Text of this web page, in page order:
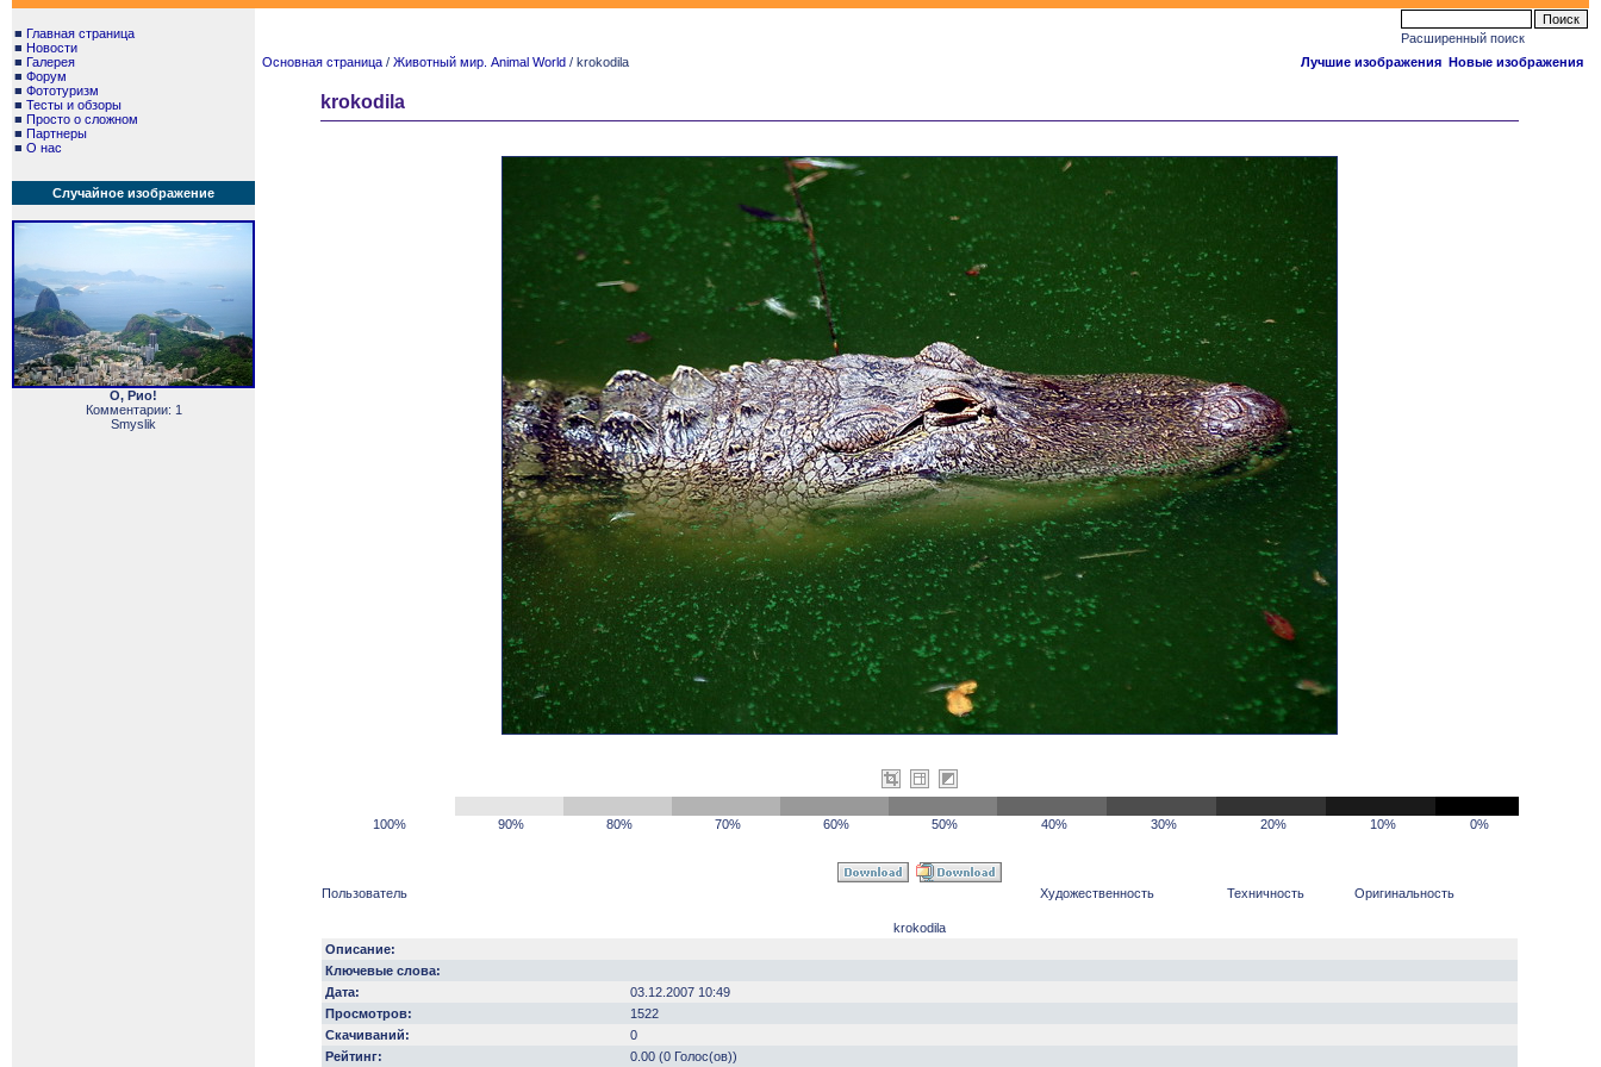
■ Главная страница
■ Новости
■ Галерея
■ Форум
■ Фототуризм
■ Тесты и обзоры
■ Просто о сложном
■ Партнеры
■ О нас
Случайное изображение
О, Рио!
Комментарии: 1
Smyslik
Расширенный поиск
Основная страница / Животный мир. Animal World / krokodila Лучшие изображения Новые изображения
krokodila
100% 90% 80% 70% 60% 50% 40% 30% 20% 10% 0%
Пользователь Художественность Техничность Оригинальность
krokodila
Описание:
Ключевые слова:
Дата:
03.12.2007 10:49
Просмотров:
1522
Скачиваний:
0
Рейтинг:
0.00 (0 Голос(ов))